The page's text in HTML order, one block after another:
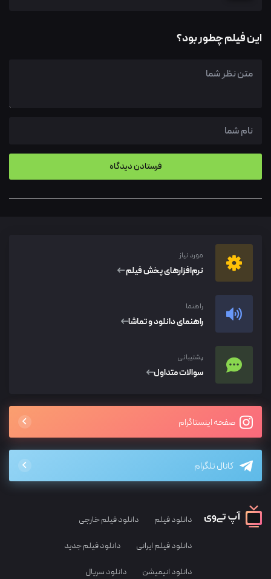
این فیلم چطور بود؟
مورد نیاز
نرم‌افزار‌های پخش فیلم
راهنما
راهنمای دانلود و تماشا
پشتیبانی
سوالات متداول
صفحه اینستاگرام
کانال تلگرام
دانلود فیلم دانلود فیلم خارجی
دانلود فیلم ایرانی دانلود فیلم جدید
دانلود انیمیشن دانلود سریال